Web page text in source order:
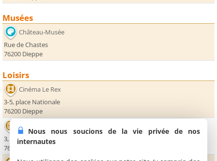
Musées
Château-Musée
Rue de Chastes
76200 Dieppe
Loisirs
Cinéma Le Rex
3-5, place Nationale
76200 Dieppe
Casino de Dieppe
3, boulevard de Verdun
76200 Dieppe
Nous nous soucions de la vie privée de nos
internautes